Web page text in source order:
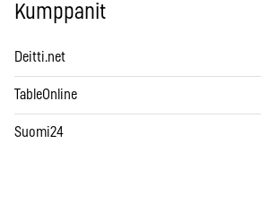
Kumppanit
Deitti.net
TableOnline
Suomi24